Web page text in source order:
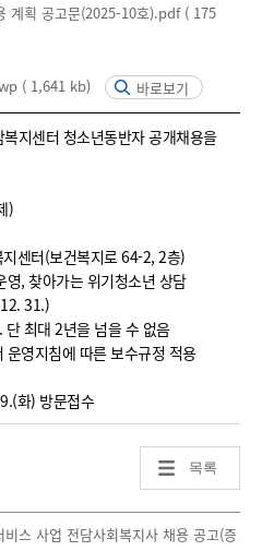
계획 공고문(2025-10호).pdf ( 175
( 1,641 kb) 바로보기
지센터 청소년동반자 공개채용을
)
센터(보건복지로 64-2, 2층)
, 찾아가는 위기청소년 상담
31.)
최대 2년을 넘을 수 없음
영지침에 따른 보수규정 적용
화) 방문접수
목록
스 사업 전담사회복지사 채용 공고(증